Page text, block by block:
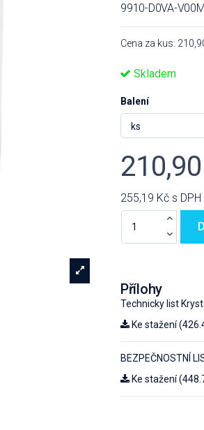
9910-D0VA-
Cena za kus:
Skladem
Balení
255,19 Kč s DPH
Přílohy
Technicky list
Ke stažení
BEZPEČNOSTNÍ
Ke stažení